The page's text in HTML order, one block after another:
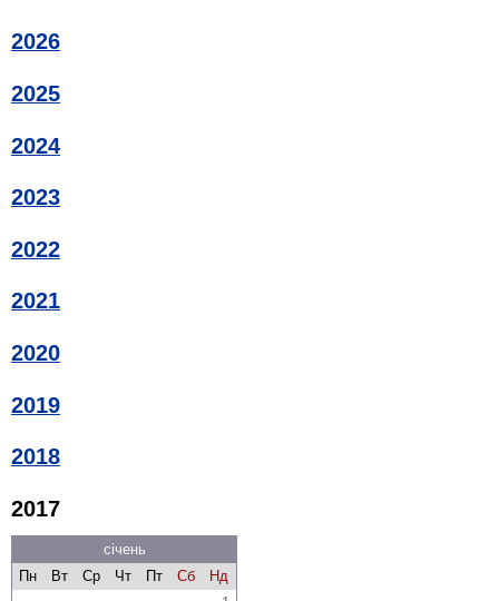
2026
2025
2024
2023
2022
2021
2020
2019
2018
2017
січень
Пн
Вт Ср Чт Пт Сб
Нд